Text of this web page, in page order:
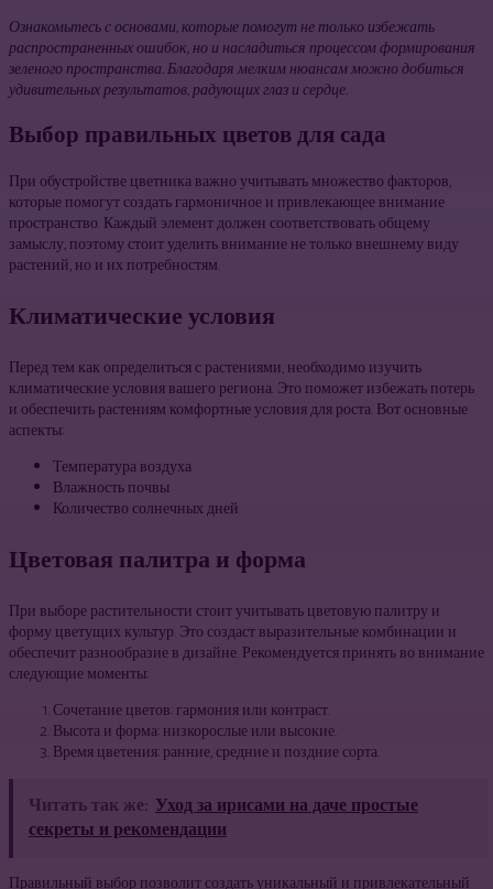
Ознакомьтесь с основами, которые помогут не только избежать
распространенных ошибок, но и насладиться процессом формирования
зеленого пространства. Благодаря мелким нюансам можно добиться
удивительных результатов, радующих глаз и сердце.
Выбор правильных цветов для сада
При обустройстве цветника важно учитывать множество факторов,
которые помогут создать гармоничное и привлекающее внимание
пространство. Каждый элемент должен соответствовать общему
замыслу, поэтому стоит уделить внимание не только внешнему виду
растений, но и их потребностям.
Климатические условия
Перед тем как определиться с растениями, необходимо изучить
климатические условия вашего региона. Это поможет избежать потерь
и обеспечить растениям комфортные условия для роста. Вот основные
аспекты:
Температура воздуха
Влажность почвы
Количество солнечных дней
Цветовая палитра и форма
При выборе растительности стоит учитывать цветовую палитру и
форму цветущих культур. Это создаст выразительные комбинации и
обеспечит разнообразие в дизайне. Рекомендуется принять во внимание
следующие моменты:
Сочетание цветов: гармония или контраст.
Высота и форма: низкорослые или высокие.
Время цветения: ранние, средние и поздние сорта.
Читать так же: Уход за ирисами на даче простые
секреты и рекомендации
Правильный выбор позволит создать уникальный и привлекательный